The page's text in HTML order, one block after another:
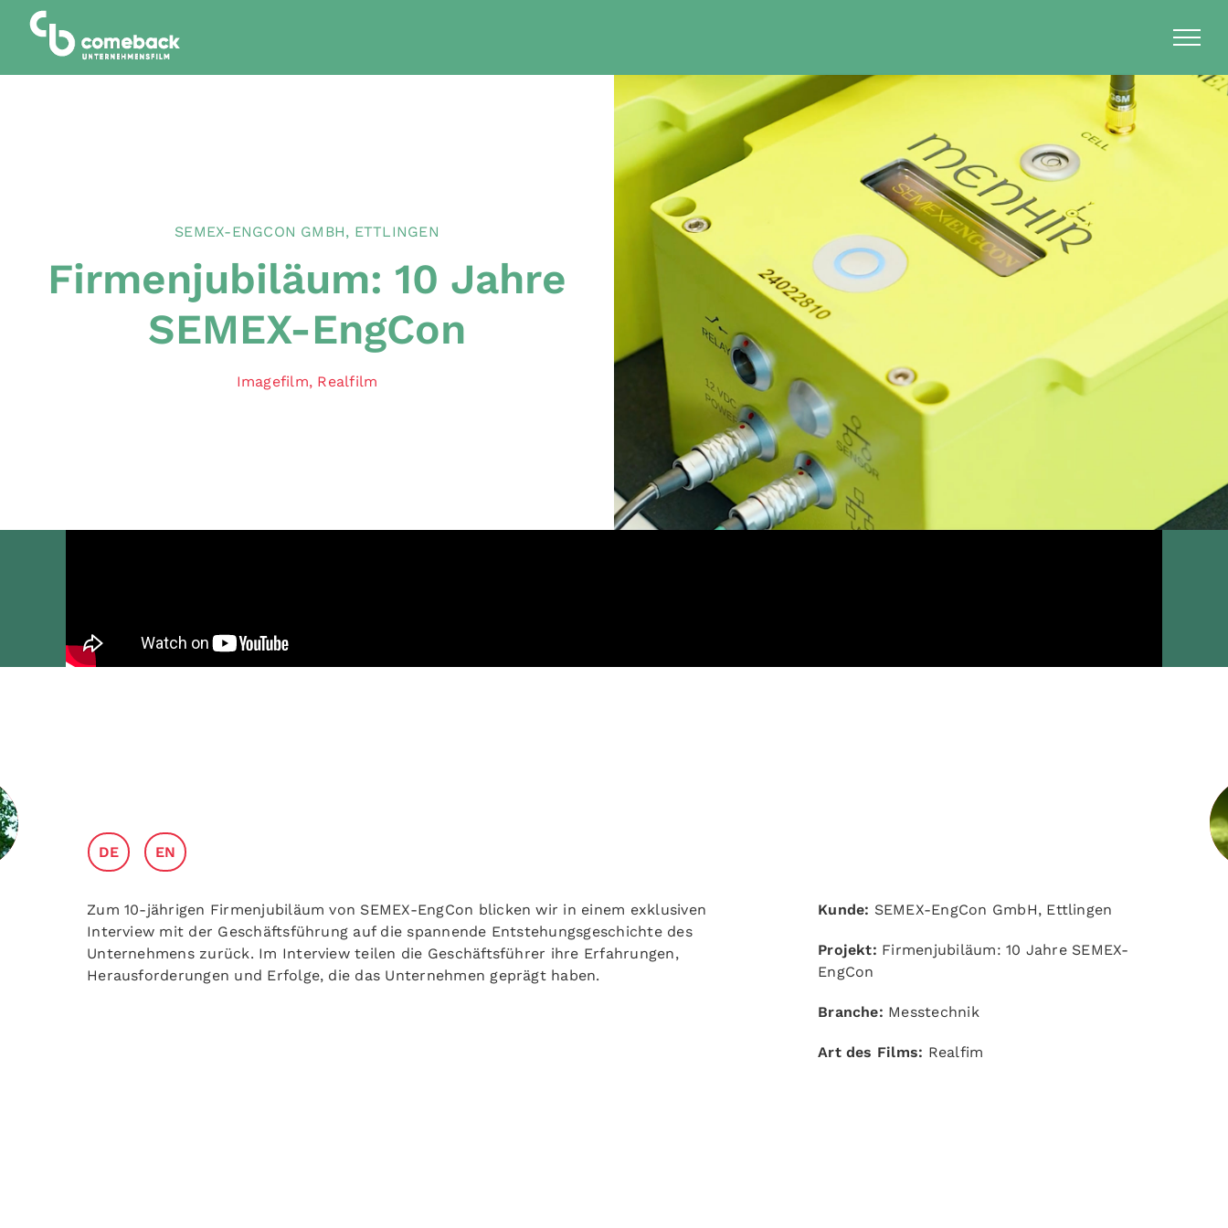
Inhalt
springen
SEMEX-ENGCON GMBH, ETTLINGEN
Firmenjubiläum: 10 Jahre
SEMEX-EngCon
Imagefilm, Realfilm
DE EN
Zum 10-jährigen Firmenjubiläum von SEMEX-EngCon blicken wir in einem exklusiven
Interview mit der Geschäftsführung auf die spannende Entstehungsgeschichte des
Unternehmens zurück. Im Interview teilen die Geschäftsführer ihre Erfahrungen,
Herausforderungen und Erfolge, die das Unternehmen geprägt haben.
Kunde: SEMEX-EngCon GmbH, Ettlingen
Projekt: Firmenjubiläum: 10 Jahre SEMEX-
EngCon
Branche: Messtechnik
Art des Films: Realfim